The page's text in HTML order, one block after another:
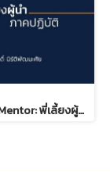
Leadership Mentor: พี่เลี้ยงผู้นำ ภาคปฏิบัติ